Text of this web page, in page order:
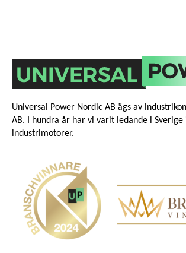
Universal Power Nordic AB ägs av
AB. I hundra år har vi varit ledande i Sverige
industrimotorer.